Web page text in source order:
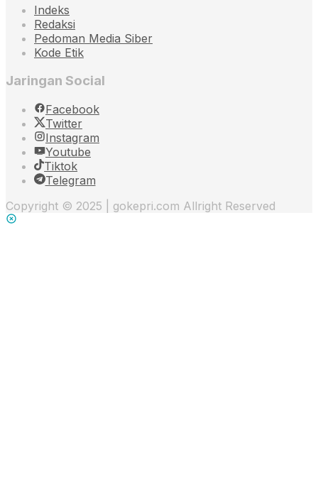
Indeks
Redaksi
Pedoman Media Siber
Kode Etik
Jaringan Social
Facebook
Twitter
Instagram
Youtube
Tiktok
Telegram
Copyright © 2025 | gokepri.com Allright Reserved